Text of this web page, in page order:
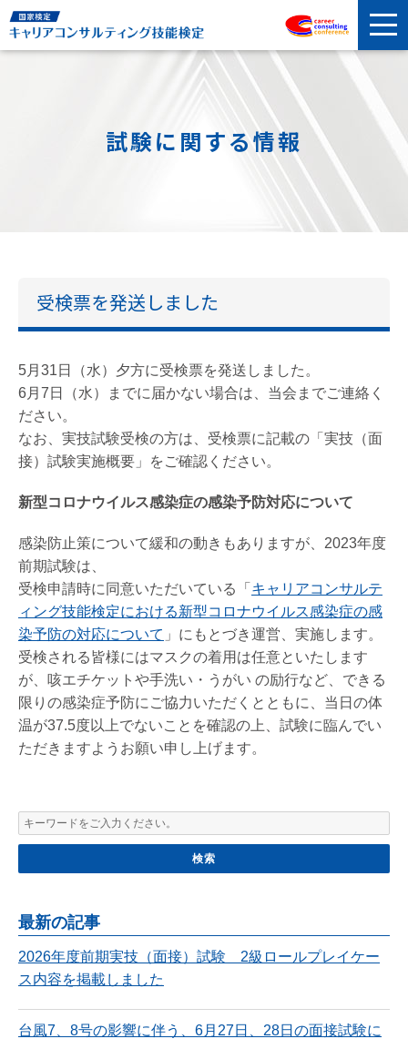
試験に関する情報
受検票を発送しました
5月31日（水）夕方に受検票を発送しました。
6月7日（水）までに届かない場合は、当会までご連絡く
ださい。
なお、実技試験受検の方は、受検票に記載の「実技（面
接）試験実施概要」をご確認ください。
新型コロナウイルス感染症の感染予防対応について
感染防止策について緩和の動きもありますが、2023年度
前期試験は、
受検申請時に同意いただいている「 キャリアコンサルテ
ィング技能検定における新型コロナウイルス感染症の感
染予防の対応について 」にもとづき運営、実施します。
受検される皆様にはマスクの着用は任意といたします
が、咳エチケットや手洗い・うがい の励行など、できる
限りの感染症予防にご協力いただくとともに、当日の体
温が37.5度以上でないことを確認の上、試験に臨んでい
ただきますようお願い申し上げます。
最新の記事
2026年度前期実技（面接）試験 2級ロールプレイケー
ス内容を掲載しました
台風7、8号の影響に伴う、6月27日、28日の面接試験に